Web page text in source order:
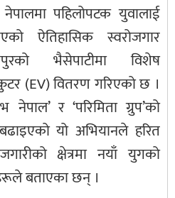
पहिलोपटक युवालाई
ऐतिहासिक स्वरोजगार
भैसेपाटीमा विशेष
(EV) वितरण गरिएको छ ।
नेपाल’ र ‘परिमिता ग्रुप’को
यो अभियानले हरित
क्षेत्रमा नयाँ युगको
बताएका छन् ।